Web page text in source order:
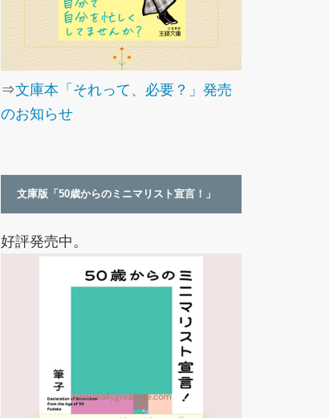
⇒文庫本「それって、必要？」発売
のお知らせ
文庫版「50歳からのミニマリスト宣言！」
好評発売中。